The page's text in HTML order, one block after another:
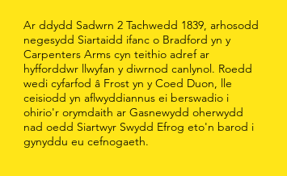
Ar ddydd Sadwrn 2 Tachwedd 1839, arhosodd
negesydd Siartaidd ifanc o Bradford yn y
Carpenters Arms cyn teithio adref ar
hyfforddwr llwyfan y diwrnod canlynol. Roedd
wedi cyfarfod â Frost yn y Coed Duon, lle
ceisiodd yn aflwyddiannus ei berswadio i
ohirio'r orymdaith ar Gasnewydd oherwydd
nad oedd Siartwyr Swydd Efrog eto'n barod i
gynyddu eu cefnogaeth.